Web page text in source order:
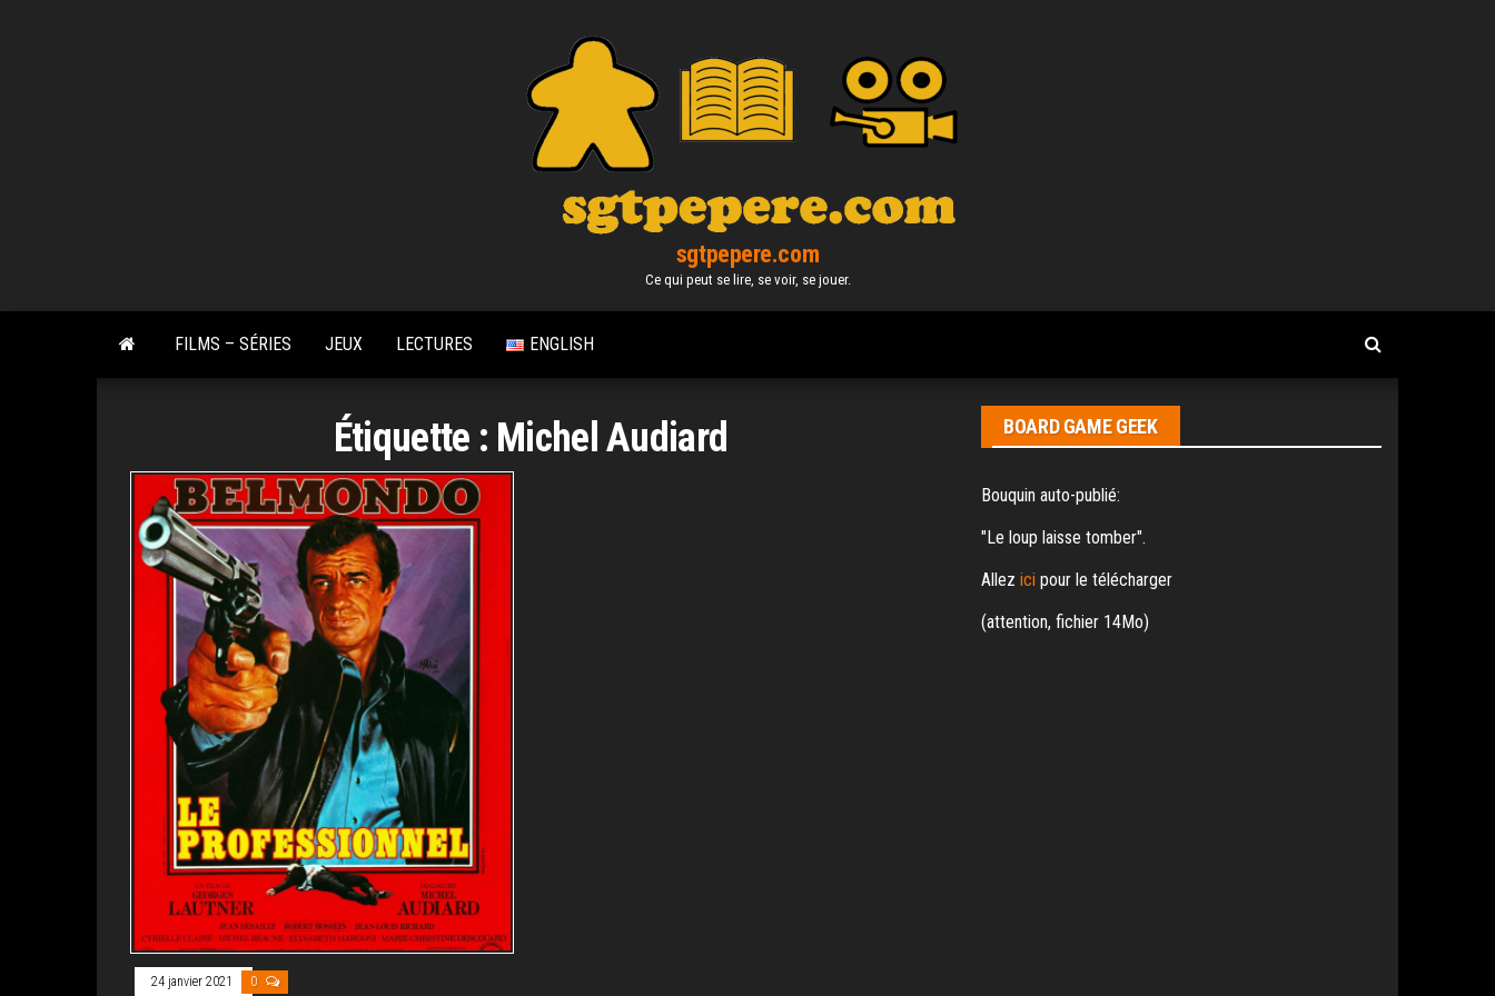
sgtpepere.com
Ce qui peut se lire, se voir, se jouer.
FILMS – SÉRIES JEUX LECTURES ENGLISH
Étiquette : Michel Audiard
24 janvier 2021 0
BOARD GAME GEEK
Bouquin auto-publié:
"Le loup laisse tomber".
Allez ici pour le télécharger
(attention, fichier 14Mo)